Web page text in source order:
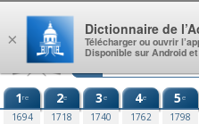
Aller au contenu
1re
1694
2e
1718
3e
1740
4e
1762
5e
1798
×
Dictionnaire de
Télécharger ou ouvrir
Disponible sur Android